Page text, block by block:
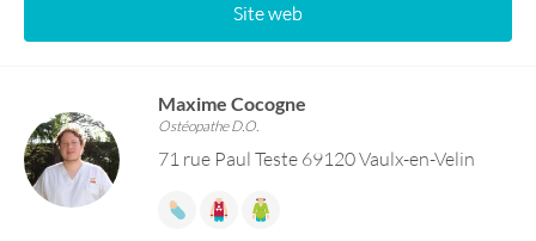
Site web
Maxime Cocogne
Ostéopathe D.O.
71 rue Paul Teste 69120 Vaulx-en-Velin